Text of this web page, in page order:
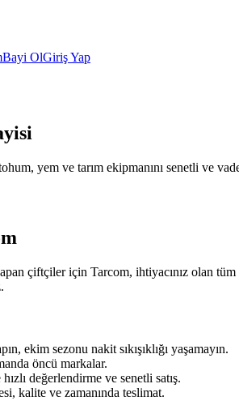
Bayi OlGiriş Yap
yem ve tarım ekipmanını senetli ve
çiftçiler için Tarcom, ihtiyacınız olan
ekim sezonu nakit sıkışıklığı yaşamayın.
öncü markalar.
değerlendirme ve senetli satış.
kalite ve zamanında teslimat.